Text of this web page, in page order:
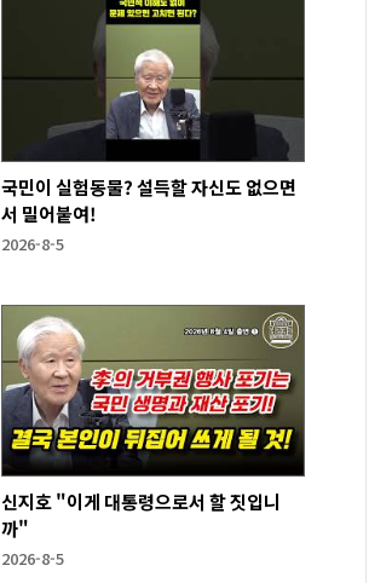
국민이 실험동물? 설득할 자신도 없으면
서 밀어붙여!
2026-8-5
신지호 "이게 대통령으로서 할 짓입니
까"
2026-8-5